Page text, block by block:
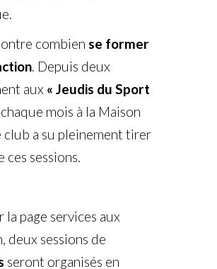
combien se former
. Depuis deux
aux « Jeudis du Sport
mois à la Maison
club a su pleinement tirer
sessions.
la page services aux
deux sessions de
seront organisés en